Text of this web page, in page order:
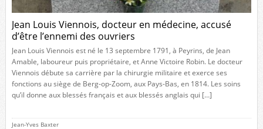
Jean Louis Viennois, docteur en médecine, accusé
d’être l’ennemi des ouvriers
Jean Louis Viennois est né le 13 septembre 1791, à Peyrins, de Jean
Amable, laboureur puis propriétaire, et Anne Victoire Robin. Le docteur
Viennois débute sa carrière par la chirurgie militaire et exerce ses
fonctions au siège de Berg-op-Zoom, aux Pays-Bas, en 1814. Les soins
qu’il donne aux blessés français et aux blessés anglais qui […]
Jean-Yves Baxter